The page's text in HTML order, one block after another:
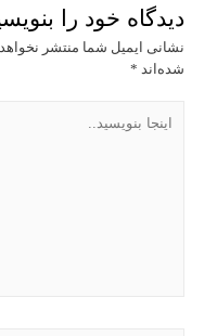
دیدگاه‌ خود را
نشانی ایمیل شما منتشر
شده‌اند *